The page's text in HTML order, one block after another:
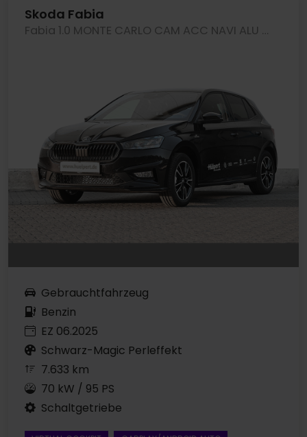
Skoda Fabia
Fabia 1.0 MONTE CARLO CAM ACC NAVI ALU SITZHEIZ.
Gebrauchtfahrzeug
Benzin
EZ 06.2025
Schwarz-Magic Perleffekt
7.633 km
70 kW / 95 PS
Schaltgetriebe